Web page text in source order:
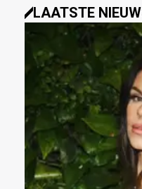
LAATSTE